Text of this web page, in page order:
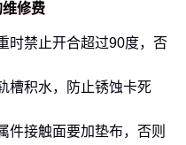
修费
时禁止开合超过90度，否
槽积水，防止锈蚀卡死
件接触面要加垫布，否则